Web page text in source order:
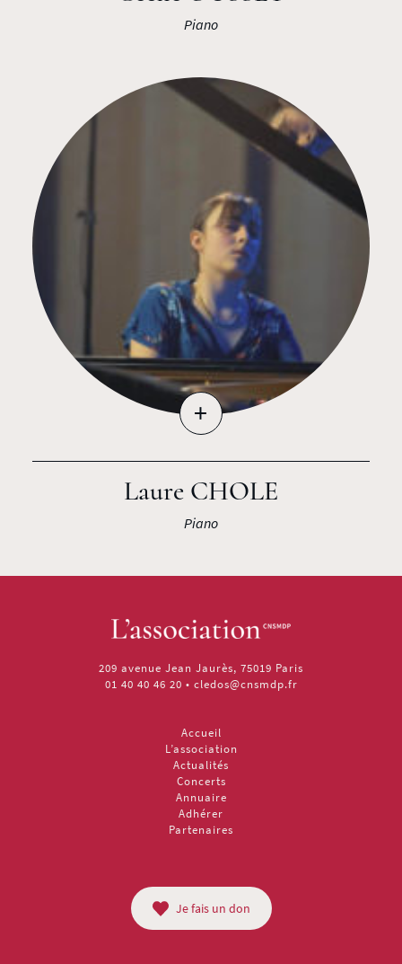
Piano
+
Laure CHOLE
Piano
209 avenue Jean Jaurès, 75019 Paris
01 40 40 46 20 • cledos@cnsmdp.fr
Accueil
L’association
Actualités
Concerts
Annuaire
Adhérer
Partenaires
Je fais un don